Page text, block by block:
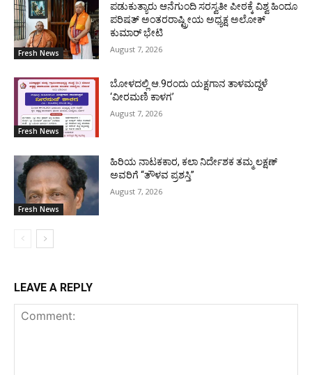
Fresh News
ಪಡುಕುತ್ಯಾರು ಆನೆಗುಂದಿ ಸರಸ್ವತೀ ಪೀಠಕ್ಕೆ ವಿಶ್ವ ಹಿಂದೂ
ಪರಿಷತ್ ಅಂತರರಾಷ್ಟ್ರೀಯ ಅಧ್ಯಕ್ಷ ಅಲೋಕ್
ಕುಮಾರ್ ಭೇಟಿ
August 7, 2026
Fresh News
ಬೋಳದಲ್ಲಿ ಆ.9ರಂದು ಯಕ್ಷಗಾನ ತಾಳಮದ್ದಳೆ
‘ವೀರಮಣಿ ಕಾಳಗ’
August 7, 2026
Fresh News
ಹಿರಿಯ ನಾಟಕಕಾರ, ಕಲಾ ನಿರ್ದೇಶಕ ತಮ್ಮ ಲಕ್ಷಣ್
ಅವರಿಗೆ “ತೌಳವ ಪ್ರಶಸ್ತಿ”
August 7, 2026
LEAVE A REPLY